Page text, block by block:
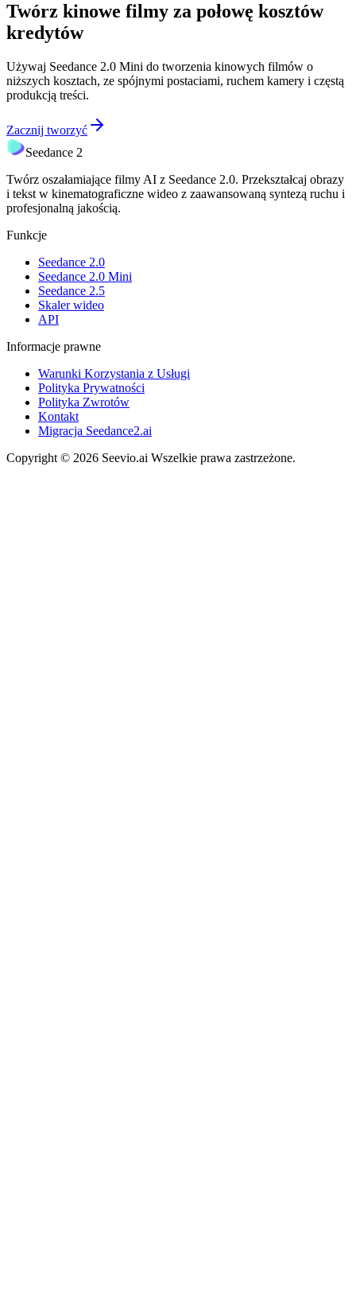
Twórz kinowe filmy za połowę kosztów
kredytów
Używaj Seedance 2.0 Mini do tworzenia kinowych filmów o
niższych kosztach, ze spójnymi postaciami, ruchem kamery i częstą
produkcją treści.
Zacznij tworzyć
Seedance 2
Twórz oszałamiające filmy AI z Seedance 2.0. Przekształcaj obrazy
i tekst w kinematograficzne wideo z zaawansowaną syntezą ruchu i
profesjonalną jakością.
Funkcje
Seedance 2.0
Seedance 2.0 Mini
Seedance 2.5
Skaler wideo
API
Informacje prawne
Warunki Korzystania z Usługi
Polityka Prywatności
Polityka Zwrotów
Kontakt
Migracja Seedance2.ai
Copyright © 2026 Seevio.ai Wszelkie prawa zastrzeżone.